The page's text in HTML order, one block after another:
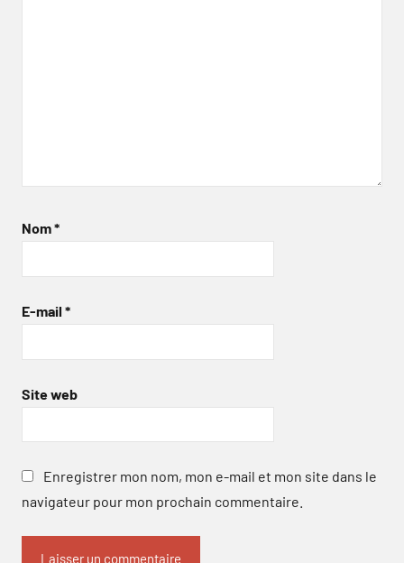
Nom*
E-mail *
Site web
Enregistrer mon nom, mon e-mail et mon site dans le
navigateur pour mon prochain commentaire.